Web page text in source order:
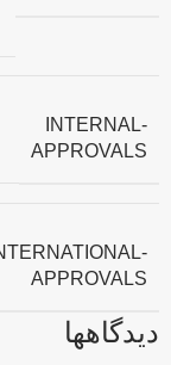
INTERNAL-
APPROVALS
APPROVALS
دیدگاهها